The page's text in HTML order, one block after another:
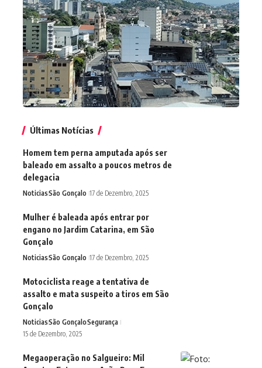
Últimas Notícias
Homem tem perna amputada após ser
baleado em assalto a poucos metros de
delegacia
NoticiasSão Gonçalo 17 de Dezembro, 2025
Mulher é baleada após entrar por
engano no Jardim Catarina, em São
Gonçalo
NoticiasSão Gonçalo 17 de Dezembro, 2025
Motociclista reage a tentativa de
assalto e mata suspeito a tiros em São
Gonçalo
NoticiasSão GonçaloSegurança
15 de Dezembro, 2025
Megaoperação no Salgueiro: Mil